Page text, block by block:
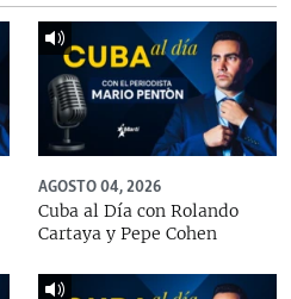
AGOSTO 04, 2026
Cuba al Día con Rolando
Cartaya y Pepe Cohen